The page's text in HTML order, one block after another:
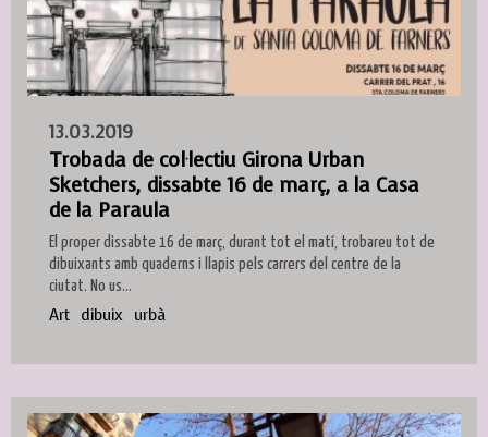
13.03.2019
Trobada de col·lectiu Girona Urban
Sketchers, dissabte 16 de març, a la Casa
de la Paraula
El proper dissabte 16 de març, durant tot el matí, trobareu tot de
dibuixants amb quaderns i llapis pels carrers del centre de la
ciutat. No us...
Art dibuix urbà